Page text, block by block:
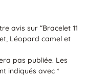
avis sur “Bracelet 11
Léopard camel et
pas publiée. Les
indiqués avec*